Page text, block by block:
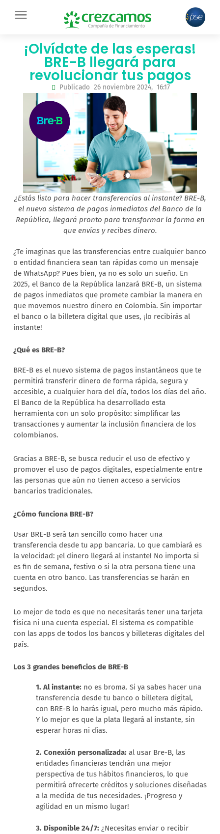
¡Olvídate de las esperas!
BRE-B llegará para
revolucionar tus pagos
Publicado 26 noviembre 2024, 16:17
¿Estás listo para hacer transferencias al instante? BRE-B,
el nuevo sistema de pagos inmediatos del Banco de la
República, llegará pronto para transformar la forma en
que envías y recibes dinero.
¿Te imaginas que las transferencias entre cualquier banco
o entidad financiera sean tan rápidas como un mensaje
de WhatsApp? Pues bien, ya no es solo un sueño. En
2025, el Banco de la República lanzará BRE-B, un sistema
de pagos inmediatos que promete cambiar la manera en
que movemos nuestro dinero en Colombia. Sin importar
el banco o la billetera digital que uses, ¡lo recibirás al
instante!
¿Qué es BRE-B?
BRE-B es el nuevo sistema de pagos instantáneos que te
permitirá transferir dinero de forma rápida, segura y
accesible, a cualquier hora del día, todos los días del año.
El Banco de la República ha desarrollado esta
herramienta con un solo propósito: simplificar las
transacciones y aumentar la inclusión financiera de los
colombianos.
Gracias a BRE-B, se busca reducir el uso de efectivo y
promover el uso de pagos digitales, especialmente entre
las personas que aún no tienen acceso a servicios
bancarios tradicionales.
¿Cómo funciona BRE-B?
Usar BRE-B será tan sencillo como hacer una
transferencia desde tu app bancaria. Lo que cambiará es
la velocidad: ¡el dinero llegará al instante! No importa si
es fin de semana, festivo o si la otra persona tiene una
cuenta en otro banco. Las transferencias se harán en
segundos.
Lo mejor de todo es que no necesitarás tener una tarjeta
física ni una cuenta especial. El sistema es compatible
con las apps de todos los bancos y billeteras digitales del
país.
Los 3 grandes beneficios de BRE-B
1. Al instante: no es broma. Si ya sabes hacer una
transferencia desde tu banco o billetera digital,
con BRE-B lo harás igual, pero mucho más rápido.
Y lo mejor es que la plata llegará al instante, sin
esperar horas ni días.
2. Conexión personalizada: al usar Bre-B, las
entidades financieras tendrán una mejor
perspectiva de tus hábitos financieros, lo que
permitirá ofrecerte créditos y soluciones diseñadas
a la medida de tus necesidades. ¡Progreso y
agilidad en un mismo lugar!
3. Disponible 24/7: ¿Necesitas enviar o recibir